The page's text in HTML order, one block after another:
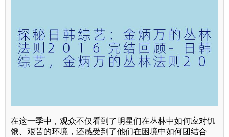
在这一季中，观众不仅看到了明星们在丛林中如何应对饥
饿、艰苦的环境，还感受到了他们在困境中如何团结合